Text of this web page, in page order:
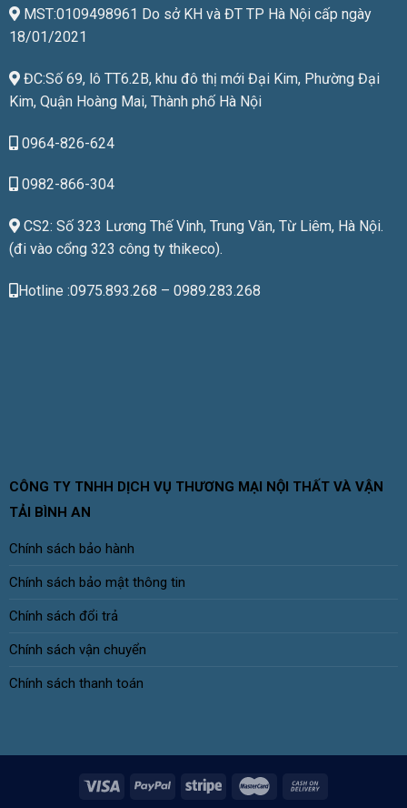
MST:0109498961 Do sở KH và ĐT TP Hà Nội cấp ngày
18/01/2021
ĐC:Số 69, lô TT6.2B, khu đô thị mới Đại Kim, Phường Đại
Kim, Quận Hoàng Mai, Thành phố Hà Nội
0964-826-624
0982-866-304
CS2: Số 323 Lương Thế Vinh, Trung Văn, Từ Liêm, Hà Nội.
(đi vào cổng 323 công ty thikeco).
Hotline :0975.893.268 – 0989.283.268
CÔNG TY TNHH DỊCH VỤ THƯƠNG MẠI NỘI THẤT VÀ VẬN
TẢI BÌNH AN
Chính sách bảo hành
Chính sách bảo mật thông tin
Chính sách đổi trả
Chính sách vận chuyển
Chính sách thanh toán